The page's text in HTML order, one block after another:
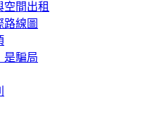
間出租
路線圖
是騙局